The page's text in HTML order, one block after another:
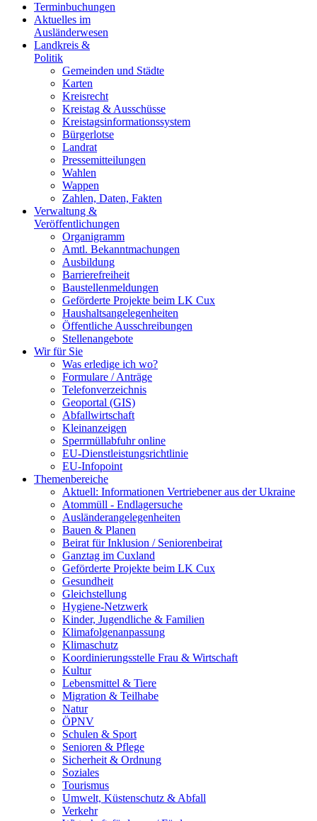
Terminbuchungen
Aktuelles im
Ausländerwesen
Landkreis &
Politik
Gemeinden und Städte
Karten
Kreisrecht
Kreistag & Ausschüsse
Kreistagsinformationssystem
Bürgerlotse
Landrat
Pressemitteilungen
Wahlen
Wappen
Zahlen, Daten, Fakten
Verwaltung &
Veröffentlichungen
Organigramm
Amtl. Bekanntmachungen
Ausbildung
Barrierefreiheit
Baustellenmeldungen
Geförderte Projekte beim LK Cux
Haushaltsangelegenheiten
Öffentliche Ausschreibungen
Stellenangebote
Wir für Sie
Was erledige ich wo?
Formulare / Anträge
Telefonverzeichnis
Geoportal (GIS)
Abfallwirtschaft
Kleinanzeigen
Sperrmüllabfuhr online
EU-Dienstleistungsrichtlinie
EU-Infopoint
Themenbereiche
Aktuell: Informationen Vertriebener aus der Ukraine
Atommüll - Endlagersuche
Ausländerangelegenheiten
Bauen & Planen
Beirat für Inklusion / Seniorenbeirat
Ganztag im Cuxland
Geförderte Projekte beim LK Cux
Gesundheit
Gleichstellung
Hygiene-Netzwerk
Kinder, Jugendliche & Familien
Klimafolgenanpassung
Klimaschutz
Koordinierungsstelle Frau & Wirtschaft
Kultur
Lebensmittel & Tiere
Migration & Teilhabe
Natur
ÖPNV
Schulen & Sport
Senioren & Pflege
Sicherheit & Ordnung
Soziales
Tourismus
Umwelt, Küstenschutz & Abfall
Verkehr